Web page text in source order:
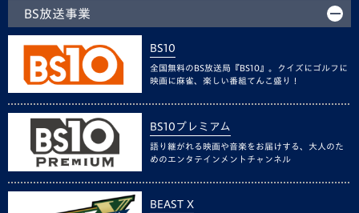
BS放送事業
BS10
全国無料のBS放送局『BS10』。クイズにゴルフに
映画に麻雀、楽しい番組てんこ盛り！
BS10プレミアム
語り継がれる映画や音楽をお届けする、大人のた
めのエンタテインメントチャンネル
BEAST X